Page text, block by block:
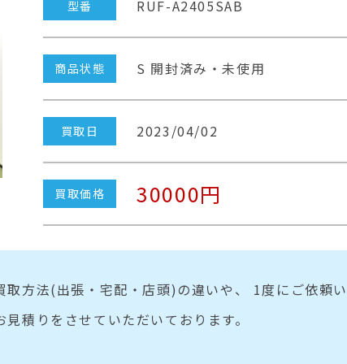
型番 RUF-A2405SAB
商品状態 S 開封済み・未使用
買取日 2023/04/02
買取価格 30000円
取方法(出張・宅配・店頭)の違いや、 1度にご依頼
積りをさせていただいております。